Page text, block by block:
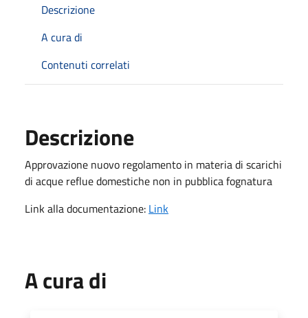
Descrizione
A cura di
Contenuti correlati
Descrizione
Approvazione nuovo regolamento in materia di scarichi
di acque reflue domestiche non in pubblica fognatura
Link alla documentazione: Link
A cura di